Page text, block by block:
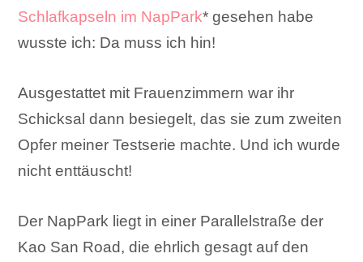
Schlafkapseln im NapPark* gesehen habe
wusste ich: Da muss ich hin!
Ausgestattet mit Frauenzimmern war ihr
Schicksal dann besiegelt, das sie zum zweiten
Opfer meiner Testserie machte. Und ich wurde
nicht enttäuscht!
Der NapPark liegt in einer Parallelstraße der
Kao San Road, die ehrlich gesagt auf den